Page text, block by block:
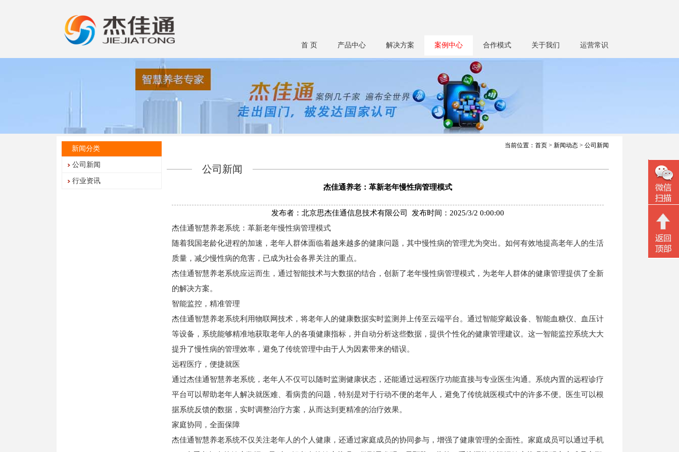
首 页 产品中心 解决方案 案例中心 合作模式 关于我们 运营常识
新闻分类
公司新闻
行业资讯
当前位置： 首页 > 新闻动态 > 公司新闻
公司新闻
杰佳通养老：革新老年慢性病管理模式
发布者：北京思杰佳通信息技术有限公司 发布时间：2025/3/2 0:00:00
杰佳通智慧养老系统：革新老年慢性病管理模式
随着我国老龄化进程的加速，老年人群体面临着越来越多的健康问题，其中慢性病的管理尤为突出。如何有效地提高老年人的生活
质量，减少慢性病的危害，已成为社会各界关注的重点。
杰佳通智慧养老系统应运而生，通过智能技术与大数据的结合，创新了老年慢性病管理模式，为老年人群体的健康管理提供了全新
的解决方案。
智能监控，精准管理
杰佳通智慧养老系统利用物联网技术，将老年人的健康数据实时监测并上传至云端平台。通过智能穿戴设备、智能血糖仪、血压计
等设备，系统能够精准地获取老年人的各项健康指标，并自动分析这些数据，提供个性化的健康管理建议。这一智能监控系统大大
提升了慢性病的管理效率，避免了传统管理中由于人为因素带来的错误。
远程医疗，便捷就医
通过杰佳通智慧养老系统，老年人不仅可以随时监测健康状态，还能通过远程医疗功能直接与专业医生沟通。系统内置的远程诊疗
平台可以帮助老年人解决就医难、看病贵的问题，特别是对于行动不便的老年人，避免了传统就医模式中的许多不便。医生可以根
据系统反馈的数据，实时调整治疗方案，从而达到更精准的治疗效果。
家庭协同，全面保障
杰佳通智慧养老系统不仅关注老年人的个人健康，还通过家庭成员的协同参与，增强了健康管理的全面性。家庭成员可以通过手机